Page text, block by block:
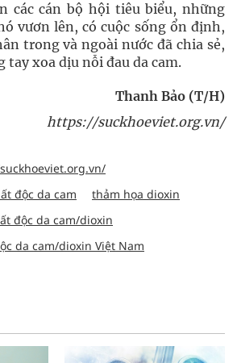
các cán bộ hội tiêu biểu, những
vươn lên, có cuộc sống ổn định,
trong và ngoài nước đã chia sẻ,
tay xoa dịu nỗi đau da cam.
Thanh Bảo (T/H)
https://suckhoeviet.org.vn/
độc da cam
thảm họa dioxin
độc da cam/dioxin
da cam/dioxin Việt Nam